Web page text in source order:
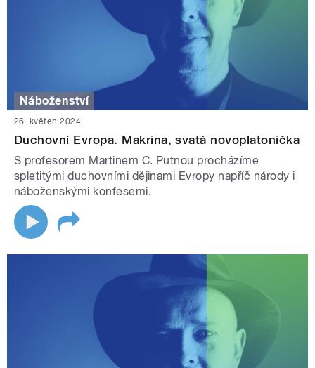
Náboženství
26. květen 2024
Duchovní Evropa. Makrina, svatá novoplatonička
S profesorem Martinem C. Putnou procházíme
spletitými duchovními dějinami Evropy napříč národy i
náboženskými konfesemi.